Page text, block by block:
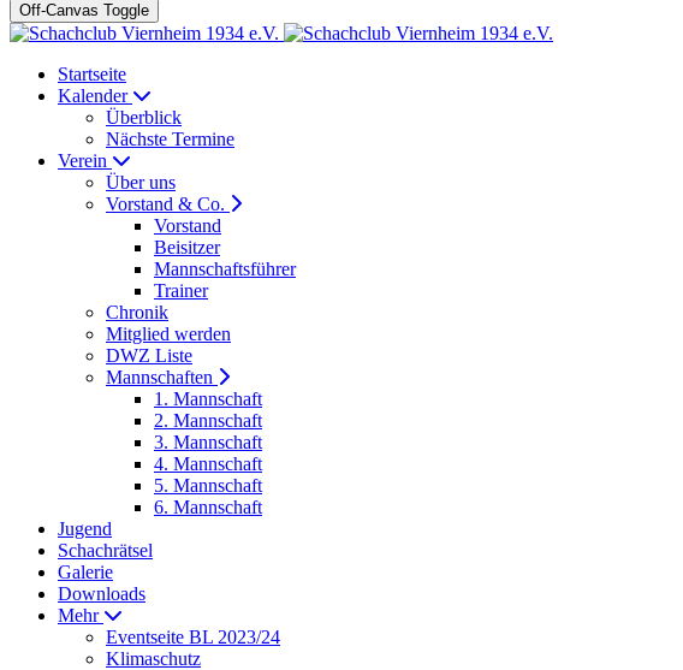
Off-Canvas Toggle
Startseite
Kalender
Überblick
Nächste Termine
Verein
Über uns
Vorstand & Co.
Vorstand
Beisitzer
Mannschaftsführer
Trainer
Chronik
Mitglied werden
DWZ Liste
Mannschaften
1. Mannschaft
2. Mannschaft
3. Mannschaft
4. Mannschaft
5. Mannschaft
6. Mannschaft
Jugend
Schachrätsel
Galerie
Downloads
Mehr
Eventseite BL 2023/24
Klimaschutz